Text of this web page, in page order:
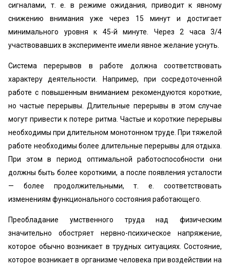
сигналами, т. е. в режиме ожидания, приводит к явному
снижению внимания уже через 15 минут и достигает
минимального уровня к 45-й минуте. Через 2 часа 3/4
участвовавших в эксперименте имели явное желание уснуть.
Система перерывов в работе должна соответствовать
характеру деятельности. Например, при сосредоточенной
работе с повышенным вниманием рекомендуются короткие,
но частые перерывы. Длительные перерывы в этом случае
могут привести к потере ритма. Частые и короткие перерывы
необходимы при длительном монотонном труде. При тяжелой
работе необходимы более длительные перерывы для отдыха.
При этом в период оптимальной работоспособности они
должны быть более короткими, а после появления усталости
— более продолжительными, т. е. соответствовать
изменениям функционального состояния работающего.
Преобладание умственного труда над физическим
значительно обостряет нервно-психическое напряжение,
которое обычно возникает в трудных ситуациях. Состояние,
которое возникает в организме человека при воздействии на